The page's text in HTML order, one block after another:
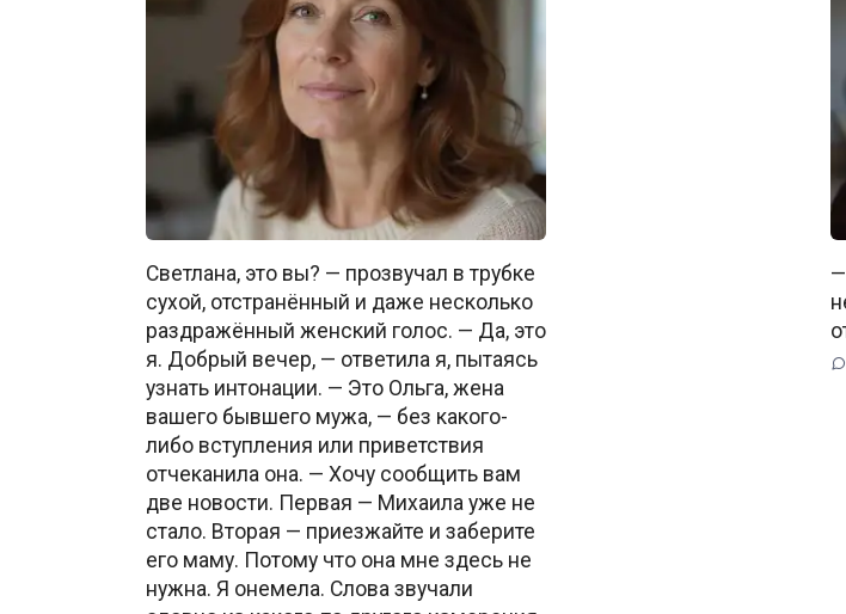
Светлана, это вы? — прозвучал в трубке
сухой, отстранённый и даже несколько
раздражённый женский голос. — Да, это
я. Добрый вечер, — ответила я, пытаясь
узнать интонации. — Это Ольга, жена
вашего бывшего мужа, — без какого-
либо вступления или приветствия
отчеканила она. — Хочу сообщить вам
две новости. Первая — Михаила уже не
стало. Вторая — приезжайте и заберите
его маму. Потому что она мне здесь не
нужна. Я онемела. Слова звучали